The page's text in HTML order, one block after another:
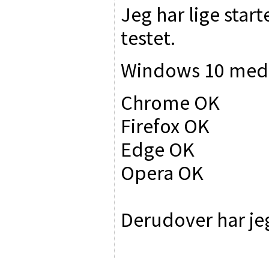
Jeg har lige
testet.
Windows 10
Chrome OK
Firefox OK
Edge OK
Opera OK
Derudover har